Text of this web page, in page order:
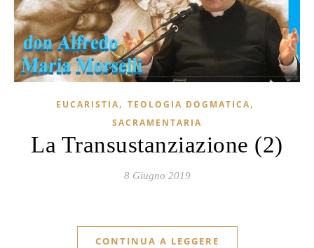
EUCARISTIA, TEOLOGIA DOGMATICA,
SACRAMENTARIA
La Transustanziazione (2)
8 Giugno 2019
CONTINUA A LEGGERE